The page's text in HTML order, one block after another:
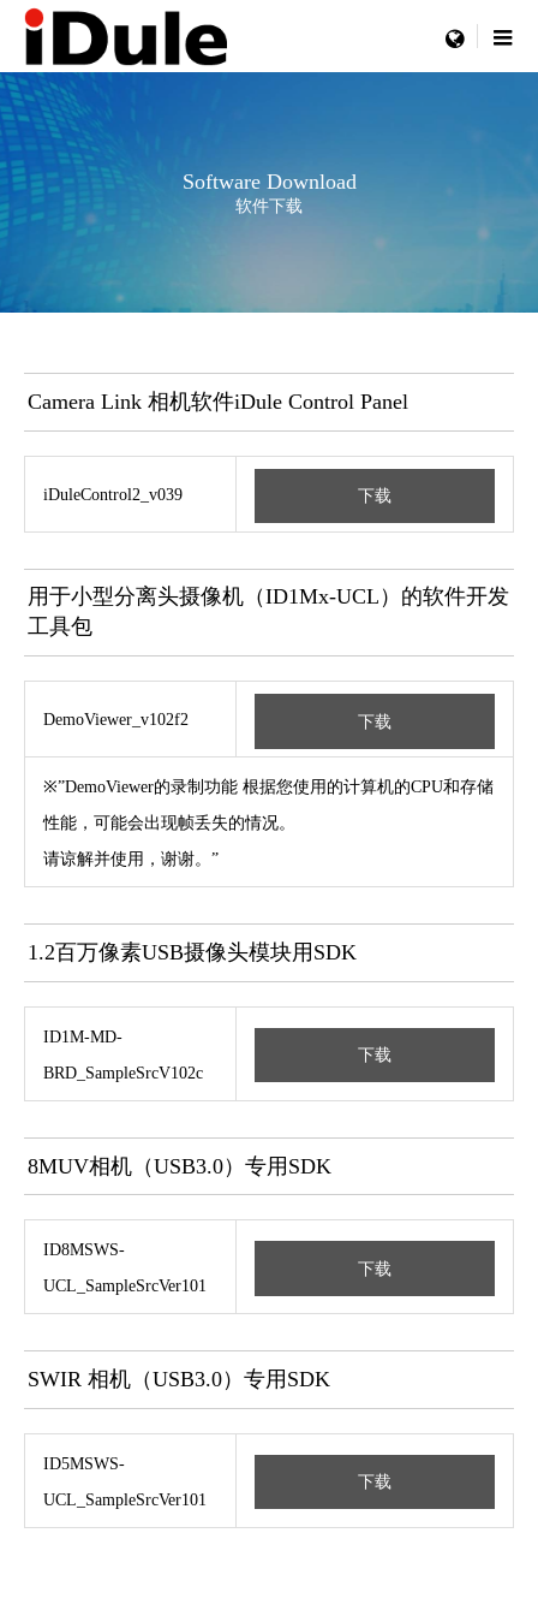
menu
Software Download
软件下载
Camera Link 相机软件iDule Control Panel
iDuleControl2_v039 下载
用于小型分离头摄像机（ID1Mx-UCL）的软件开发
工具包
DemoViewer_v102f2 下载
※”DemoViewer的录制功能 根据您使用的计算机的CPU和存储
性能，可能会出现帧丢失的情况。
请谅解并使用，谢谢。”
1.2百万像素USB摄像头模块用SDK
ID1M-MD-
BRD_SampleSrcV102c
下载
8MUV相机（USB3.0）专用SDK
ID8MSWS-
UCL_SampleSrcVer101
下载
SWIR 相机（USB3.0）专用SDK
ID5MSWS-
UCL_SampleSrcVer101
下载